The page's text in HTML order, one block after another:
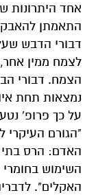
אחד היתרונות
התאמתן
דבורי הדבש
לצמח ממין
הצמח. דבורי
נמצאות תחת
על כך פרופ'
"הגורם העיקרי
האדם: הרס בתי
השימוש
האקלים".